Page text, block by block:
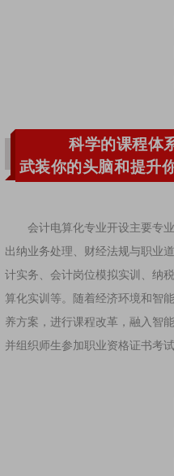
科学的课程体
武装你的头脑和提升
会计电算化专业开设主要专
出纳业务处理、财经法规与职业
计实务、会计岗位模拟实训、纳
算化实训等。随着经济环境和智
养方案，进行课程改革，融入智
并组织师生参加职业资格证书考